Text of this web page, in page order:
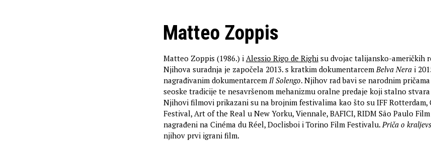
Matteo Zoppis
Matteo Zoppis (1986.) i Alessio Rigo de Righi su dvojac talijansko-američkih
Njihova suradnja je započela 2013. s kratkim dokumentarcemBelva Nera i
nagrađivanim dokumentarcem Il Solengo. Njihov rad bavi se narodnim
seoske tradicije te nesavršenom mehanizmu oralne predaje koji stalno
Njihovi filmovi prikazani su na brojnim festivalima kao što su IFF Rotterdam,
Festival, Art of the Real u New Yorku, Viennale, BAFICI, RIDM São Paulo
nagrađeni na Cinéma du Réel, Doclisboi i Torino Film Festivalu.Priča o
njihov prvi igrani film.